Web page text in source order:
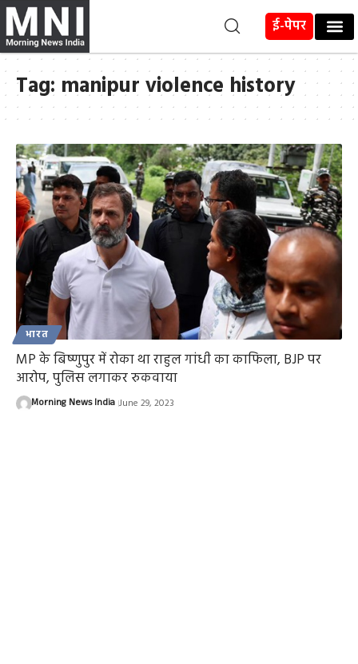
ई-पेपर
Tag: manipur violence history
भारत
MP के बिष्णुपुर में रोका था राहुल गांधी का काफिला, BJP पर
आरोप, पुलिस लगाकर रुकवाया
Morning News India June 29, 2023